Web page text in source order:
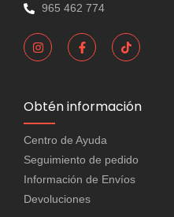
965 462 774
Obtén información
Centro de Ayuda
Seguimiento de pedido
Información de Envíos
Devoluciones